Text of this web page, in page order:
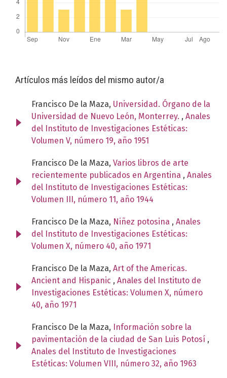
Artículos más leídos del mismo autor/a
Francisco De la Maza, Universidad. Órgano de la
Universidad de Nuevo León, Monterrey. , Anales
del Instituto de Investigaciones Estéticas:
Volumen V, número 19, año 1951
Francisco De la Maza, Varios libros de arte
recientemente publicados en Argentina , Anales
del Instituto de Investigaciones Estéticas:
Volumen III, número 11, año 1944
Francisco De la Maza, Niñez potosina , Anales
del Instituto de Investigaciones Estéticas:
Volumen X, número 40, año 1971
Francisco De la Maza, Art of the Americas.
Ancient and Hispanic , Anales del Instituto de
Investigaciones Estéticas: Volumen X, número
40, año 1971
Francisco De la Maza, Información sobre la
pavimentación de la ciudad de San Luis Potosí ,
Anales del Instituto de Investigaciones
Estéticas: Volumen VIII, número 32, año 1963